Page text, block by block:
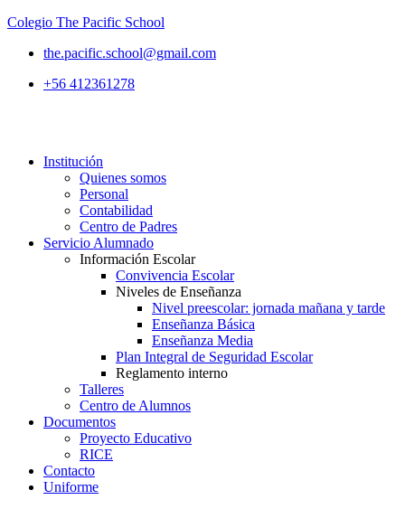
Colegio The Pacific School
the.pacific.school@gmail.com
+56 412361278
Institución
Quienes somos
Personal
Contabilidad
Centro de Padres
Servicio Alumnado
Información Escolar
Convivencia Escolar
Niveles de Enseñanza
Nivel preescolar: jornada mañana y tarde
Enseñanza Básica
Enseñanza Media
Plan Integral de Seguridad Escolar
Reglamento interno
Talleres
Centro de Alumnos
Documentos
Proyecto Educativo
RICE
Contacto
Uniforme